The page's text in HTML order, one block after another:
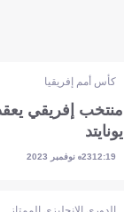
كأس أمم إفريقيا
منتخب إفريقي
يونايتد
12:1923 نوفمبر 2023